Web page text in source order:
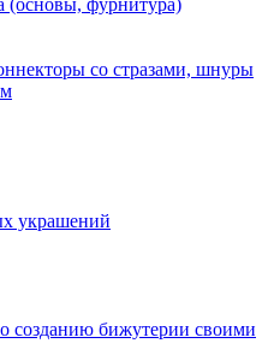
(основы, фурнитура)
со стразами, шнуры
украшений
созданию бижутерии своими